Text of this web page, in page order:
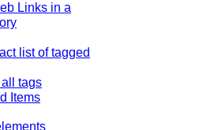
Links in a
list of tagged
all tags
Items